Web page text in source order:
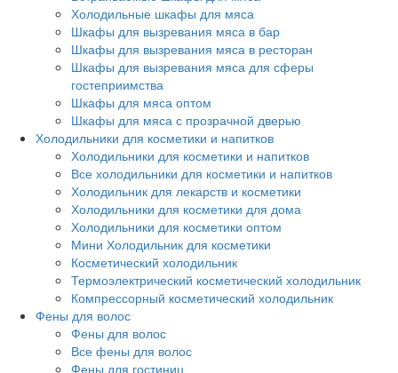
Холодильные шкафы для мяса
Шкафы для вызревания мяса в бар
Шкафы для вызревания мяса в ресторан
Шкафы для вызревания мяса для сферы
гостеприимства
Шкафы для мяса оптом
Шкафы для мяса с прозрачной дверью
Холодильники для косметики и напитков
Холодильники для косметики и напитков
Все холодильники для косметики и напитков
Холодильник для лекарств и косметики
Холодильники для косметики для дома
Холодильники для косметики оптом
Мини Холодильник для косметики
Косметический холодильник
Термоэлектрический косметический холодильник
Компрессорный косметический холодильник
Фены для волос
Фены для волос
Все фены для волос
Фены для гостиниц